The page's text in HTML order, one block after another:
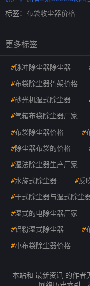
标签： 布袋收尘器价格
更多标签
#脉冲除尘器除尘器
#布袋除尘器骨架价格
#砂光机湿式除尘器
#气箱布袋除尘器厂家
#布袋除尘器价格 #
#除尘器布袋的价格
#湿法除尘器生产厂家
#水旋式除尘器 #反
#干式除尘器与湿式除尘
#湿式的电除尘器厂家
#铝粉湿式除尘器 #
#小布袋除尘器价格
本站和 最新资讯 的作者